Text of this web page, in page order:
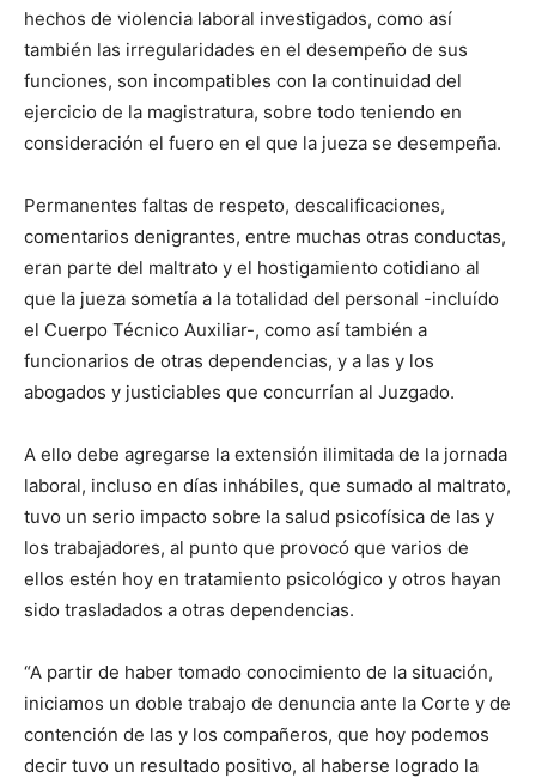
hechos de violencia laboral investigados, como así
también las irregularidades en el desempeño de sus
funciones, son incompatibles con la continuidad del
ejercicio de la magistratura, sobre todo teniendo en
consideración el fuero en el que la jueza se desempeña.
Permanentes faltas de respeto, descalificaciones,
comentarios denigrantes, entre muchas otras conductas,
eran parte del maltrato y el hostigamiento cotidiano al
que la jueza sometía a la totalidad del personal -incluído
el Cuerpo Técnico Auxiliar-, como así también a
funcionarios de otras dependencias, y a las y los
abogados y justiciables que concurrían al Juzgado.
A ello debe agregarse la extensión ilimitada de la jornada
laboral, incluso en días inhábiles, que sumado al maltrato,
tuvo un serio impacto sobre la salud psicofísica de las y
los trabajadores, al punto que provocó que varios de
ellos estén hoy en tratamiento psicológico y otros hayan
sido trasladados a otras dependencias.
“A partir de haber tomado conocimiento de la situación,
iniciamos un doble trabajo de denuncia ante la Corte y de
contención de las y los compañeros, que hoy podemos
decir tuvo un resultado positivo, al haberse logrado la